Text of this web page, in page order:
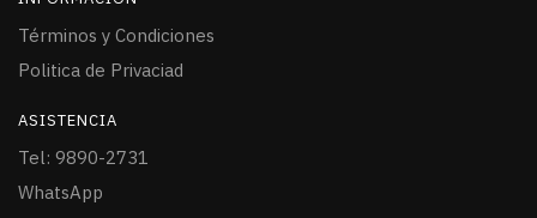
Términos y Condiciones
Politica de Privaciad
ASISTENCIA
Tel: 9890-2731
WhatsApp